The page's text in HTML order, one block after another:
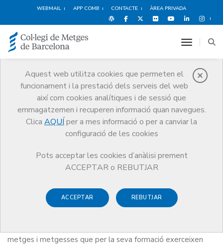
WEBMAIL APP COMB CONTACTE ÀREA PRIVADA
Aquest web utilitza cookies que permeten el
funcionament i la prestació dels serveis del web
així com cookies analítiques i de sessió que
emmagatzemen i recuperen informació quan navegues.
Clica AQUÍ per a mes informació o per a canviar la
configuració de les cookies
Pots acceptar les cookies d’anàlisi prement
ACCEPTAR o REBUTJAR
ACCEPTAR REBUTJAR
toggle
Qui som
Qui som
Seccions col·legials
Metges de Sexologia Mèdica
Metges de Sexologia Mèdica
metges i metgesses que per la seva formació exerceixen